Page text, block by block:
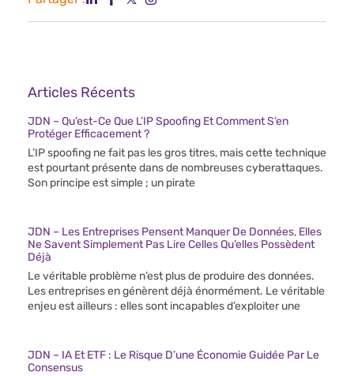
Articles Récents
JDN – Qu’est-Ce Que L’IP Spoofing Et Comment S’en
Protéger Efficacement ?
L’IP spoofing ne fait pas les gros titres, mais cette technique
est pourtant présente dans de nombreuses cyberattaques.
Son principe est simple ; un pirate
JDN – Les Entreprises Pensent Manquer De Données, Elles
Ne Savent Simplement Pas Lire Celles Qu’elles Possèdent
Déjà
Le véritable problème n’est plus de produire des données.
Les entreprises en génèrent déjà énormément. Le véritable
enjeu est ailleurs : elles sont incapables d’exploiter une
JDN – IA Et ETF : Le Risque D’une Économie Guidée Par Le
Consensus